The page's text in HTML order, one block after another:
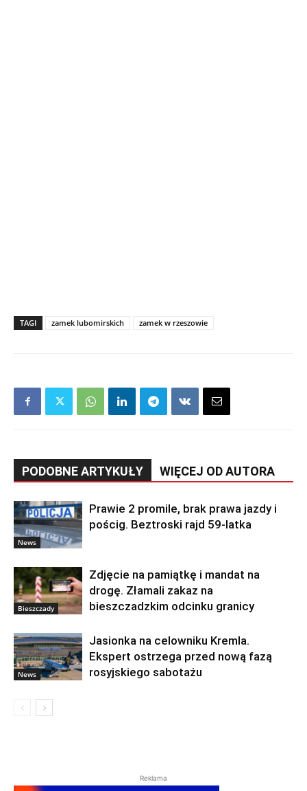
TAGI zamek lubomirskich zamek w rzeszowie
PODOBNE ARTYKUŁY WIĘCEJ OD AUTORA
News
Prawie 2 promile, brak prawa jazdy i
pościg. Beztroski rajd 59-latka
Bieszczady
Zdjęcie na pamiątkę i mandat na
drogę. Złamali zakaz na
bieszczadzkim odcinku granicy
News
Jasionka na celowniku Kremla.
Ekspert ostrzega przed nową fazą
rosyjskiego sabotażu
Reklama